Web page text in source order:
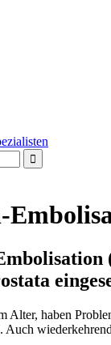
Alter, haben
Auch